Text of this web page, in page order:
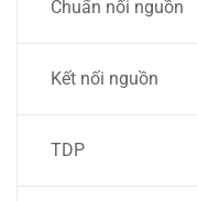
Chuẩn nối nguồn
Kết nối nguồn
TDP